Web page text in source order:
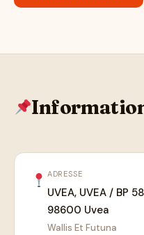
ADRESSE
UVEA, UVEA / BP 58
98600 Uvea
Wallis Et Futuna